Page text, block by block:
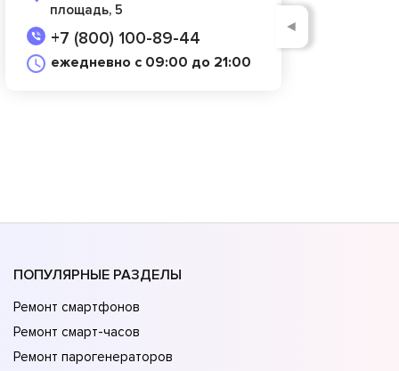
площадь, 5
+7 (800) 100-89-44
ежедневно с 09:00 до 21:00
◄
ПОПУЛЯРНЫЕ РАЗДЕЛЫ
Ремонт смартфонов
Ремонт смарт-часов
Ремонт парогенераторов